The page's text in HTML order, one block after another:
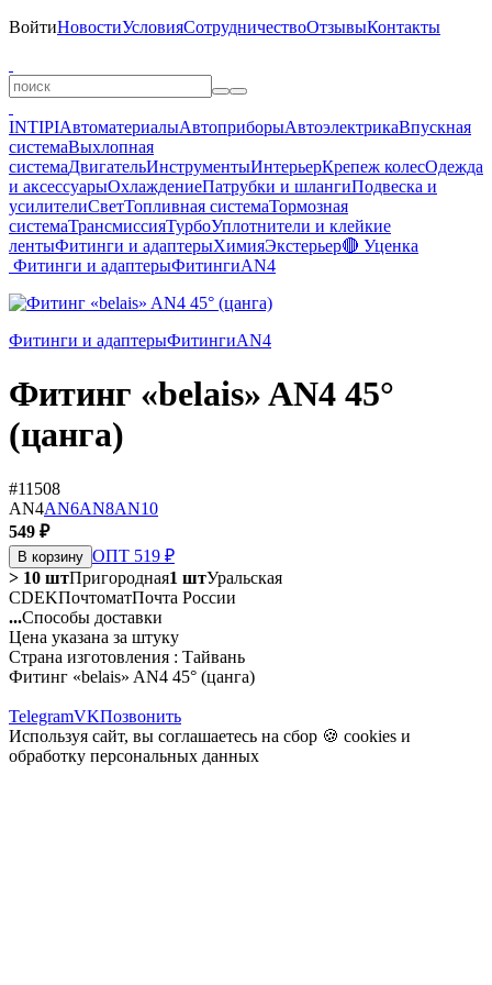
ВойтиНовостиУсловияСотрудничествоОтзывыКонтакты
INTIPIАвтоматериалыАвтоприборыАвтоэлектрикаВпускная
системаВыхлопная
системаДвигательИнструментыИнтерьерКрепеж колесОдежда
и аксессуарыОхлаждениеПатрубки и шлангиПодвеска и
усилителиСветТопливная системаТормозная
системаТрансмиссияТурбоУплотнители и клейкие
лентыФитинги и адаптерыХимияЭкстерьер🔴 Уценка
Фитинги и адаптерыФитингиAN4
Фитинги и адаптерыФитингиAN4
Фитинг «belais» AN4 45°
(цанга)
#11508
AN4AN6AN8AN10
549 ₽
В корзину ОПТ 519 ₽
> 10 штПригородная1 штУральская
CDEKПочтоматПочта России
...Способы доставки
Цена указана за штуку
Страна изготовления : Тайвань
Фитинг «belais» AN4 45° (цанга)
TelegramVKПозвонить
Используя сайт, вы соглашаетесь на сбор 🍪 cookies и
обработку персональных данных